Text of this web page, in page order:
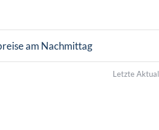
am Nachmittag
Letzte